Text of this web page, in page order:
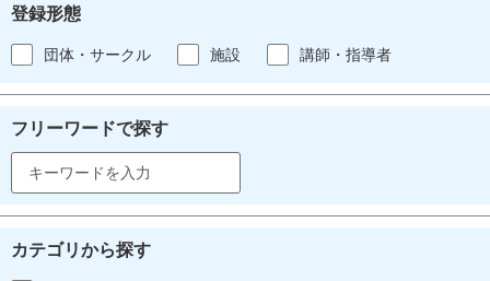
登録形態
団体・サークル 施設 講師・指導者
フリーワードで探す
カテゴリから探す